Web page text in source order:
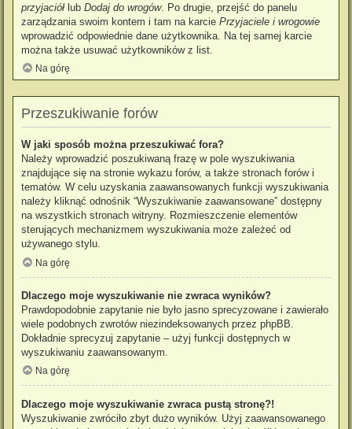
przyjaciół lub Dodaj do wrogów. Po drugie, przejść do panelu
zarządzania swoim kontem i tam na karcie Przyjaciele i wrogowie
wprowadzić odpowiednie dane użytkownika. Na tej samej karcie
można także usuwać użytkowników z list.
Na górę
Przeszukiwanie forów
W jaki sposób można przeszukiwać fora?
Należy wprowadzić poszukiwaną frazę w pole wyszukiwania
znajdujące się na stronie wykazu forów, a także stronach forów i
tematów. W celu uzyskania zaawansowanych funkcji wyszukiwania
należy kliknąć odnośnik “Wyszukiwanie zaawansowane” dostępny
na wszystkich stronach witryny. Rozmieszczenie elementów
sterujących mechanizmem wyszukiwania może zależeć od
używanego stylu.
Na górę
Dlaczego moje wyszukiwanie nie zwraca wyników?
Prawdopodobnie zapytanie nie było jasno sprecyzowane i zawierało
wiele podobnych zwrotów niezindeksowanych przez phpBB.
Dokładnie sprecyzuj zapytanie – użyj funkcji dostępnych w
wyszukiwaniu zaawansowanym.
Na górę
Dlaczego moje wyszukiwanie zwraca pustą stronę?!
Wyszukiwanie zwróciło zbyt dużo wyników. Użyj zaawansowanego